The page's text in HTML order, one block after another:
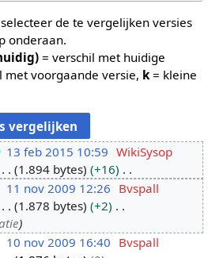
de te vergelijken versies
onderaan.
= verschil met huidige
met voorgaande versie, k= kleine
13 feb 2015 10:59 WikiSysop
1.894 bytes
+16
11 nov 2009 12:26 Bvspall
1.878 bytes
+2
10 nov 2009 16:40 Bvspall